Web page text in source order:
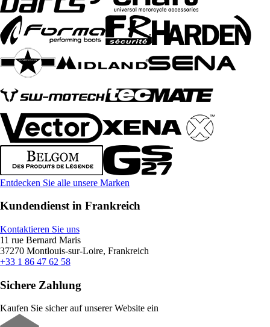
Entdecken Sie alle unsere Marken
Kundendienst in Frankreich
Kontaktieren Sie uns
11 rue Bernard Maris
37270 Montlouis-sur-Loire, Frankreich
+33 1 86 47 62 58
Sichere Zahlung
Kaufen Sie sicher auf unserer Website ein